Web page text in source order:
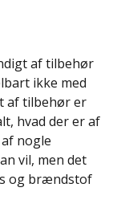
af tilbehør
ikke med
af tilbehør er
hvad der er af
nogle
vil, men det
og brændstof